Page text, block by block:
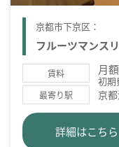
京都市下京区：
フルーツマンス
賃料 月
初期
最寄り駅 京
詳細はこちら